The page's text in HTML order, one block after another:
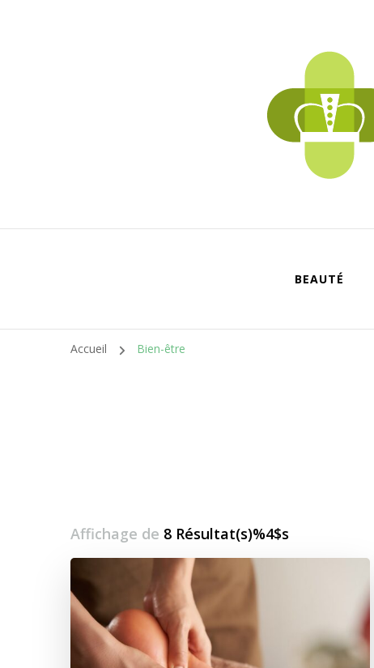
BEAUTÉ
Accueil Bien-être
Affichage de 8 Résultat(s)%4$s